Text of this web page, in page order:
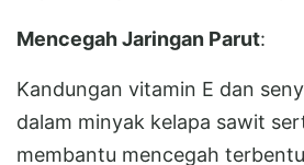
Mencegah Jaringan Parut:
Kandungan vitamin E dan
dalam minyak kelapa sawit
membantu mencegah